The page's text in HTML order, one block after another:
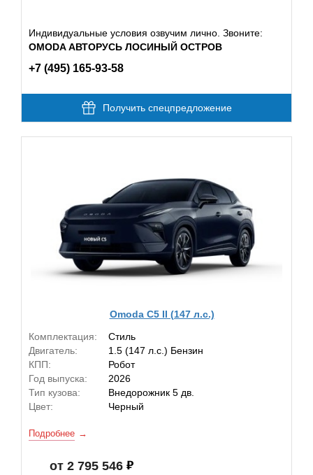
Индивидуальные условия озвучим лично. Звоните:
OMODA АВТОРУСЬ ЛОСИНЫЙ ОСТРОВ
+7 (495) 165-93-58
Получить спецпредложение
Omoda C5 II (147 л.с.)
Комплектация:
Стиль
Двигатель:
1.5 (147 л.с.) Бензин
КПП:
Робот
Год выпуска:
2026
Тип кузова:
Внедорожник 5 дв.
Цвет:
Черный
Подробнее
от 2 795 546